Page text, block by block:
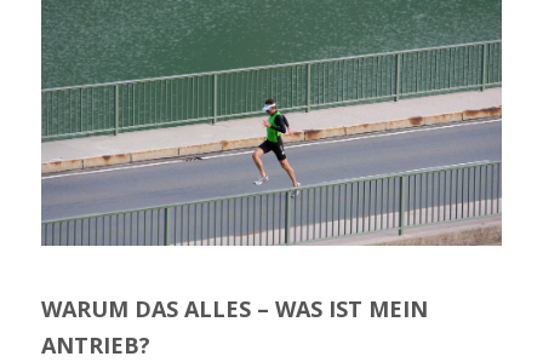
WARUM DAS ALLES – WAS IST MEIN
ANTRIEB?